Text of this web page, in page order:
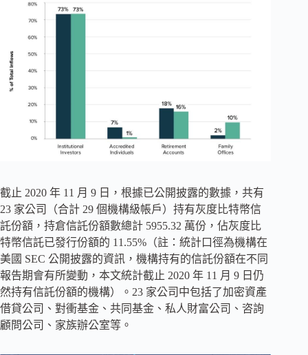
截止 2020 年 11 月 9 日，根據已公開披露的數據，共有
23 家公司（合計 29 個機構級帳戶）持有灰度比特幣信
託份額，持倉信託份額數總計 5955.32 萬份，佔灰度比
特幣信託已發行份額的 11.55%（註：統計口徑為機構在
美國 SEC 公開披露的資訊，機構持有的信託份額在不同
報告期會有所變動，本文統計截止 2020 年 11 月 9 日仍
然持有信託份額的機構）。23 家公司中包括了加密資產
借貸公司、對衝基金、共同基金、私人財富公司、咨詢
顧問公司、家族辦公室等。